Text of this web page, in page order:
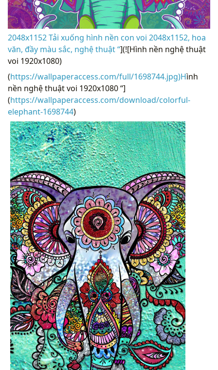
2048x1152 Tải xuống hình nền con voi 2048x1152, hoa
văn, đầy màu sắc, nghệ thuật “](![Hình nền nghệ thuật
voi 1920x1080)
(https://wallpaperaccess.com/full/1698744.jpg)Hình
nền nghệ thuật voi 1920x1080 “]
(https://wallpaperaccess.com/download/colorful-
elephant-1698744)